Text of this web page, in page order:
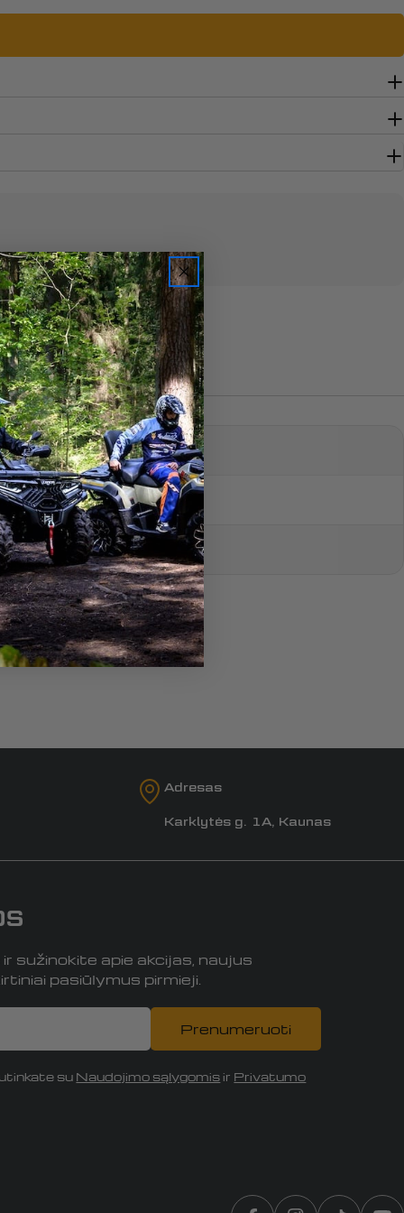
Adresas
Karklytės g. 1A, Kaunas
sužinokite apie akcijas, naujus
pasiūlymus pirmieji.
Prenumeruoti
su Naudojimo sąlygomis ir Privatumo